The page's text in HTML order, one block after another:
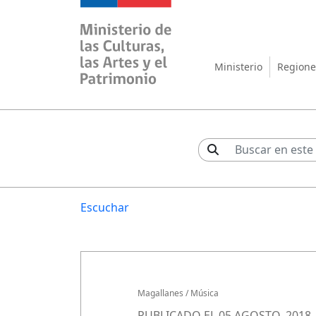
Ministerio de las
Ministerio
Escuchar
Magallanes /Música